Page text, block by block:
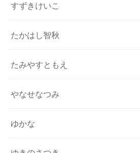
すずきけいこ
たかはし智秋
たみやすともえ
やなせなつみ
ゆかな